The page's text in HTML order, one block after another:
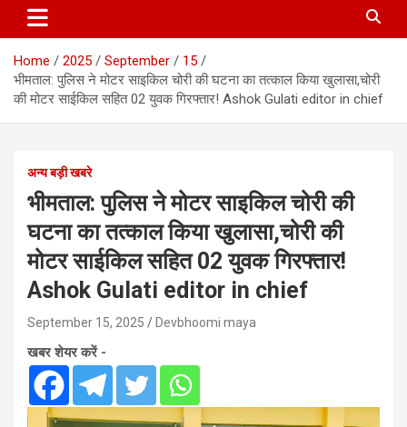
Home 2025 September
15
भीमताल: पुलिस ने मोटर साइकिल चोरी की घटना का तत्काल किया खुलासा,चोरी
की मोटर साईकिल सहित 02 युवक गिरफ्तार! Ashok Gulati editor in chief
अन्य बड़ी खबरे
भीमताल: पुलिस ने मोटर साइकिल चोरी की
घटना का तत्काल किया खुलासा,चोरी की
मोटर साईकिल सहित 02 युवक गिरफ्तार!
Ashok Gulati editor in chief
September 15, 2025 Devbhoomi maya
खबर शेयर करें -